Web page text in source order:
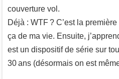
couverture vol.
Déjà : WTF ? C’est la
ça de ma vie. Ensuite,
est un dispositif de série sur
30 ans (désormais on est